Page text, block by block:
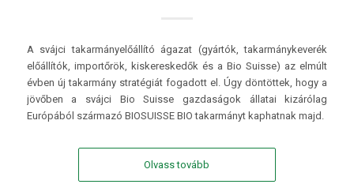
A svájci takarmányelőállító ágazat (gyártók, takarmánykeverék
előállítók, importőrök, kiskereskedők és a Bio Suisse) az elmúlt
évben új takarmány stratégiát fogadott el. Úgy döntöttek, hogy a
jövőben a svájci Bio Suisse gazdaságok állatai kizárólag
Európából származó BIOSUISSE BIO takarmányt kaphatnak majd.
Olvass tovább